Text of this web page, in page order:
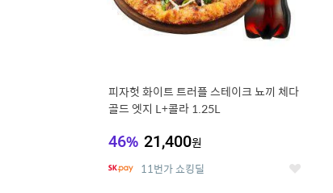
피자헛 화이트 트러플 스테이크 뇨끼 체다
골드 엣지 L+콜라 1.25L
46% 21,400원
11번가 쇼킹딜 좋